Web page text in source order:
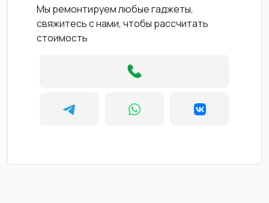
Мы ремонтируем любые гаджеты,
свяжитесь с нами, чтобы рассчитать
стоимость